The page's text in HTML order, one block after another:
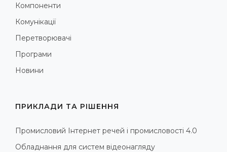
Компоненти
Комунікації
Перетворювачі
Програми
Новини
ПРИКЛАДИ ТА РІШЕННЯ
Промисловий Інтернет речей і промисловості 4.0
Обладнання для систем відеонагляду